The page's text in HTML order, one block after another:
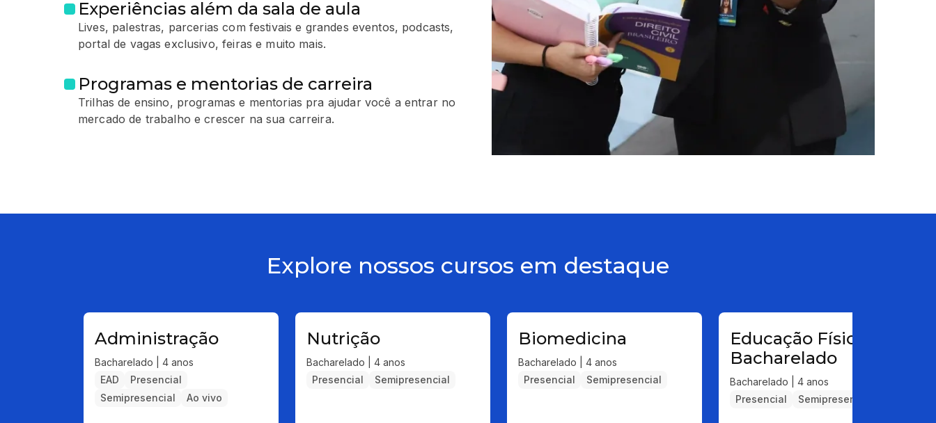
Experiências além da sala de aula
Lives, palestras, parcerias com festivais e grandes eventos, podcasts,
portal de vagas exclusivo, feiras e muito mais.
Programas e mentorias de carreira
Trilhas de ensino, programas e mentorias pra ajudar você a entrar no
mercado de trabalho e crescer na sua carreira.
Explore nossos cursos em destaque
Administração
Bacharelado | 4 anos
EAD
Presencial
Semipresencial
Ao vivo
Nutrição
Bacharelado | 4 anos
Presencial
Semipresencial
Biomedicina
Bacharelado | 4 anos
Presencial
Semipresencial
Educação Física -
Bacharelado
Bacharelado | 4 anos
Presencial
Semipresencial